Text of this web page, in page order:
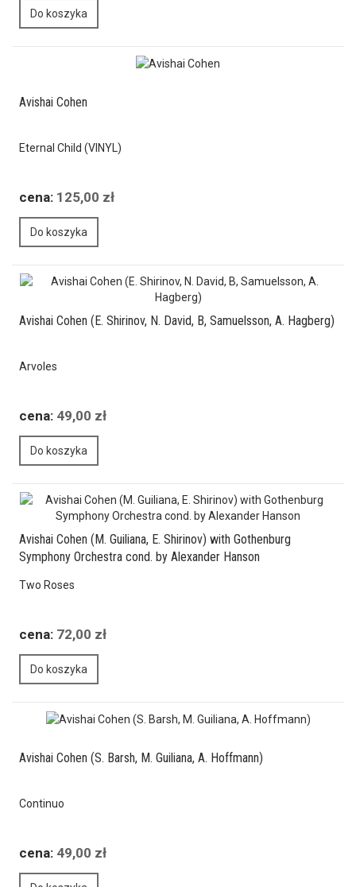
Do koszyka
Avishai Cohen
Eternal Child (VINYL)
cena: 125,00 zł
Do koszyka
Avishai Cohen (E. Shirinov, N. David, B, Samuelsson, A. Hagberg)
Arvoles
cena: 49,00 zł
Do koszyka
Avishai Cohen (M. Guiliana, E. Shirinov) with Gothenburg
Symphony Orchestra cond. by Alexander Hanson
Two Roses
cena: 72,00 zł
Do koszyka
Avishai Cohen (S. Barsh, M. Guiliana, A. Hoffmann)
Continuo
cena: 49,00 zł